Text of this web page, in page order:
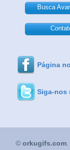
Busca
Página
Siga-nos
© orkugifs.com